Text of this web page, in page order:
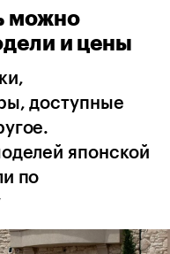
можно
и цены
доступные
японской
по